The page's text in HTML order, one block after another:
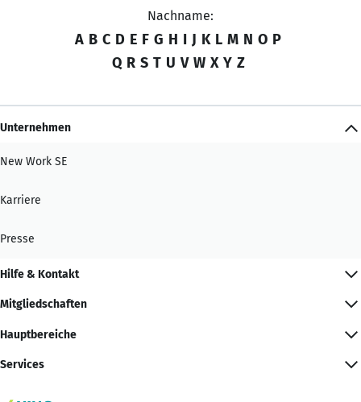
Nachname:
A B C D E F G H I J K L M N O P
Q R S T U V W X Y Z
Unternehmen
New Work SE
Karriere
Presse
Hilfe & Kontakt
Mitgliedschaften
Hauptbereiche
Services